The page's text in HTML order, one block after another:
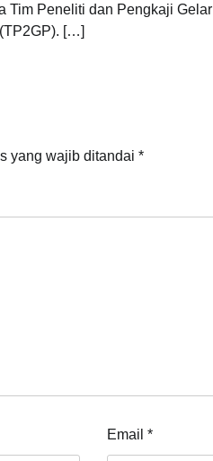
Tim Peneliti dan Pengkaji Gelar
[…]
yang wajib ditandai *
Email *